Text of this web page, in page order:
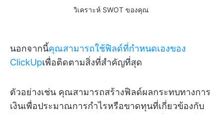
วิเคราะห์ SWOT ของคุณ
นอกจากนี้คุณสามารถใช้ฟิลด์ที่กำหนดเองของ
ClickUpเพื่อติดตามสิ่งที่สำคัญที่สุด
ตัวอย่างเช่น คุณสามารถสร้างฟิลด์ผลกระทบทางการ
เงินเพื่อประมาณการกำไรหรือขาดทุนที่เกี่ยวข้องกับ